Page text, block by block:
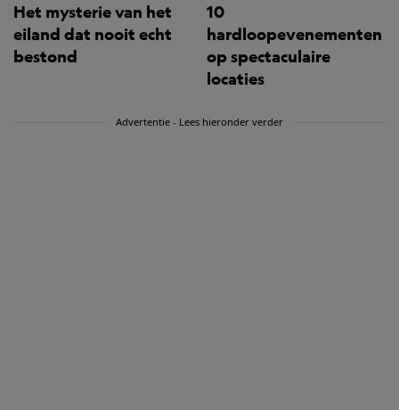
Het mysterie van het
eiland dat nooit echt
bestond
10
hardloopevenementen
op spectaculaire
locaties
Advertentie - Lees hieronder verder